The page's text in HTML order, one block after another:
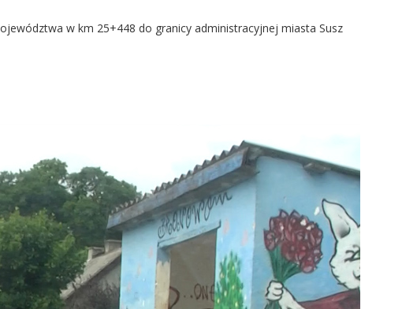
w km 25+448 do granicy administracyjnej miasta Susz